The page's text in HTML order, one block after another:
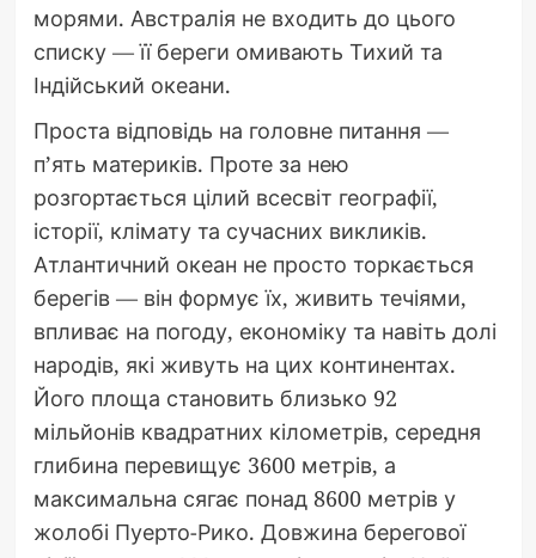
морями. Австралія не входить до цього
списку — її береги омивають Тихий та
Індійський океани.
Проста відповідь на головне питання —
п’ять материків. Проте за нею
розгортається цілий всесвіт географії,
історії, клімату та сучасних викликів.
Атлантичний океан не просто торкається
берегів — він формує їх, живить течіями,
впливає на погоду, економіку та навіть долі
народів, які живуть на цих континентах.
Його площа становить близько 92
мільйонів квадратних кілометрів, середня
глибина перевищує 3600 метрів, а
максимальна сягає понад 8600 метрів у
жолобі Пуерто-Рико. Довжина берегової